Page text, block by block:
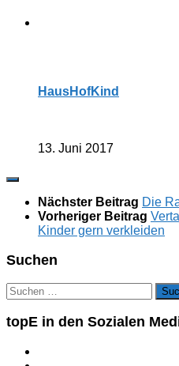
HausHofKind
13. Juni 2017
Nächster Beitrag Die
Vorheriger Beitrag
Kinder gern verkleiden
Suchen
Suchen
nach:
topE in den Sozialen